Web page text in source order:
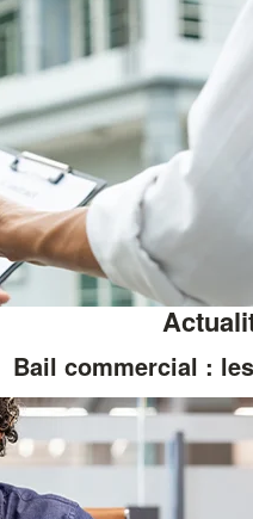
Bail commercial :